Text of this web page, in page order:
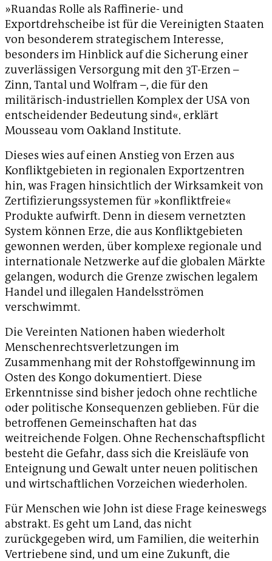
»Ruandas Rolle als Raffinerie- und
Exportdrehscheibe ist für die Vereinigten Staaten
von besonderem strategischem Interesse,
besonders im Hinblick auf die Sicherung einer
zuverlässigen Versorgung mit den 3T-Erzen –
Zinn, Tantal und Wolfram –, die für den
militärisch-industriellen Komplex der USA von
entscheidender Bedeutung sind«, erklärt
Mousseau vom Oakland Institute.
Dieses wies auf einen Anstieg von Erzen aus
Konfliktgebieten in regionalen Exportzentren
hin, was Fragen hinsichtlich der Wirksamkeit von
Zertifizierungssystemen für »konfliktfreie«
Produkte aufwirft. Denn in diesem vernetzten
System können Erze, die aus Konfliktgebieten
gewonnen werden, über komplexe regionale und
internationale Netzwerke auf die globalen Märkte
gelangen, wodurch die Grenze zwischen legalem
Handel und illegalen Handelsströmen
verschwimmt.
Die Vereinten Nationen haben wiederholt
Menschenrechtsverletzungen im
Zusammenhang mit der Rohstoffgewinnung im
Osten des Kongo dokumentiert. Diese
Erkenntnisse sind bisher jedoch ohne rechtliche
oder politische Konsequenzen geblieben. Für die
betroffenen Gemeinschaften hat das
weitreichende Folgen. Ohne Rechenschaftspflicht
besteht die Gefahr, dass sich die Kreisläufe von
Enteignung und Gewalt unter neuen politischen
und wirtschaftlichen Vorzeichen wiederholen.
Für Menschen wie John ist diese Frage keineswegs
abstrakt. Es geht um Land, das nicht
zurückgegeben wird, um Familien, die weiterhin
Vertriebene sind, und um eine Zukunft, die